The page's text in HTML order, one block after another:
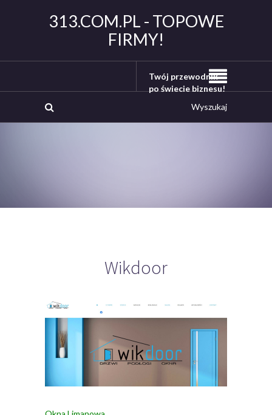
313.COM.PL - TOPOWE
FIRMY!
Twój przewodnik
po świecie biznesu!
Wikdoor